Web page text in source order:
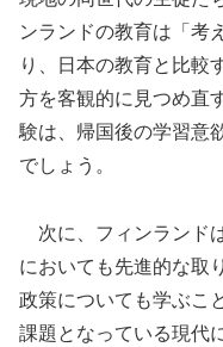
ンランドの教育は「考
り、日本の教育と比較
方を客観的に見つめ直
験は、帰国後の学習意
でしょう。
次に、フィンランド
においても先進的な取
政策についても学ぶこ
課題となっている現代